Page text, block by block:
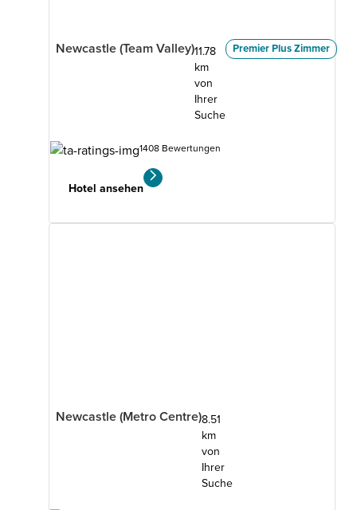
Newcastle (Team Valley)11.78
km
von
Ihrer
Suche
Premier Plus Zimmer
1408 Bewertungen
Hotel ansehen
Newcastle (Metro Centre)8.51
km
von
Ihrer
Suche